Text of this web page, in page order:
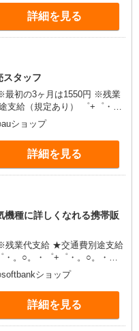
程有）★ ゜・。○。・゜
詳細を見る
スタッフ
最初の3ヶ月は1550円 ※残業
規定あり） ゜+゜・。
゜+゜ 入社祝い金10万円支
。○。・゜+゜
ショップ
詳細を見る
機種に詳しくなれる携帯販
残業代支給 ★交通費別途支給
規定有) お友達を紹介
給(規定有) ★月2回払
程有）★ ゜・。○。・゜
ショップ
詳細を見る